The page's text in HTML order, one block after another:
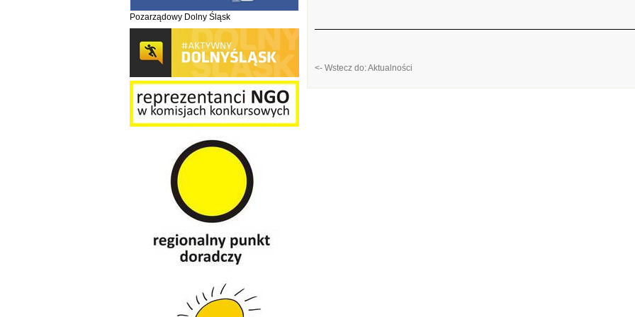
Pozarządowy Dolny Śląsk
<- Wstecz do: Aktualności